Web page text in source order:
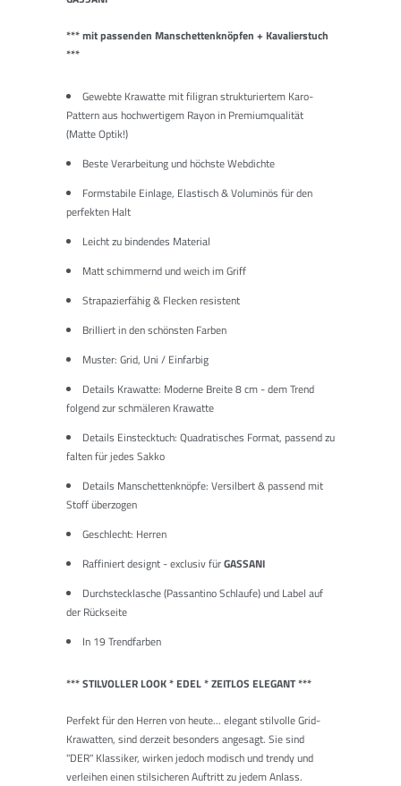
*** mit passenden Manschettenknöpfen + Kavalierstuch
***
Gewebte Krawatte mit filigran strukturiertem Karo-
Pattern aus hochwertigem Rayon in Premiumqualität
(Matte Optik!)
Beste Verarbeitung und höchste Webdichte
Formstabile Einlage, Elastisch & Voluminös für den
perfekten Halt
Leicht zu bindendes Material
Matt schimmernd und weich im Griff
Strapazierfähig & Flecken resistent
Brilliert in den schönsten Farben
Muster: Grid, Uni / Einfarbig
Details Krawatte: Moderne Breite 8 cm - dem Trend
folgend zur schmäleren Krawatte
Details Einstecktuch: Quadratisches Format, passend zu
falten für jedes Sakko
Details Manschettenknöpfe: Versilbert & passend mit
Stoff überzogen
Geschlecht: Herren
Raffiniert designt - exclusiv fürGASSANI
Durchstecklasche (Passantino Schlaufe) und Label auf
der Rückseite
In 19 Trendfarben
*** STILVOLLER LOOK * EDEL * ZEITLOS ELEGANT ***
Perfekt für den Herren von heute... elegant stilvolle Grid-
Krawatten, sind derzeit besonders angesagt. Sie sind
"DER" Klassiker, wirken jedoch modisch und trendy und
verleihen einen stilsicheren Auftritt zu jedem Anlass.